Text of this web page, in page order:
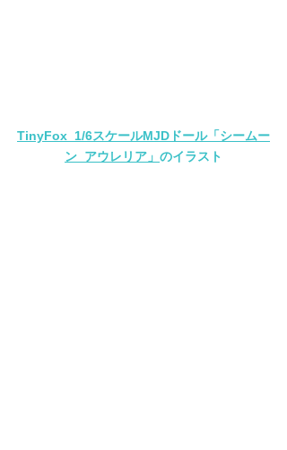
TinyFox  1/6スケールMJDドール「シームー
ン  アウレリア」 のイラスト